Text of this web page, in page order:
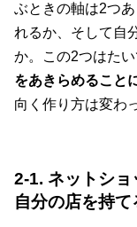
ぶときの軸は2つ
れるか、そして自
か。この2つはたい
をあきらめること
向く作り方は変わ
2-1. ネットシ
自分の店を持て